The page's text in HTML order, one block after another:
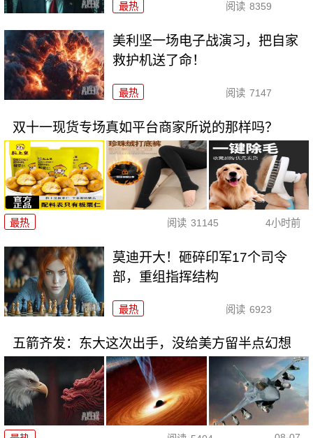
最热 阅读 8359
美利坚一场电子战演习，把自家
救护机送了命！
最热 阅读 7147
双十一现货专场真如平台商家所说的那样吗？
最热 阅读 31145 4小时前
莫迪开大！砸碎印军17个司令
部，重组指挥结构
最热 阅读 6923
五箭齐发：东大这次出手，没给美方留半点幻想